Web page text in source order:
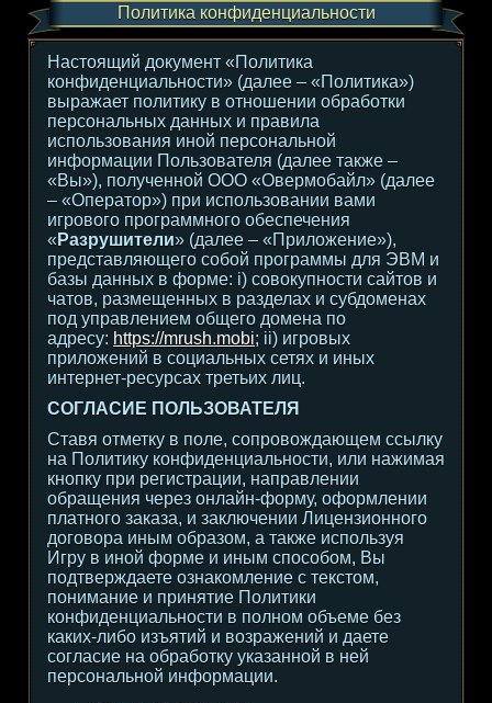
Политика конфиденциальности
Настоящий документ «Политика
конфиденциальности» (далее – «Политика»)
выражает политику в отношении обработки
персональных данных и правила
использования иной персональной
информации Пользователя (далее также –
«Вы»), полученной ООО «Овермобайл» (далее
– «Оператор») при использовании вами
игрового программного обеспечения
«Разрушители» (далее – «Приложение»),
представляющего собой программы для ЭВМ и
базы данных в форме: i) совокупности сайтов и
чатов, размещенных в разделах и субдоменах
под управлением общего домена по
адресу: https://mrush.mobi; ii) игровых
приложений в социальных сетях и иных
интернет-ресурсах третьих лиц.
СОГЛАСИЕ ПОЛЬЗОВАТЕЛЯ
Ставя отметку в поле, сопровождающем ссылку
на Политику конфиденциальности, или нажимая
кнопку при регистрации, направлении
обращения через онлайн-форму, оформлении
платного заказа, и заключении Лицензионного
договора иным образом, а также используя
Игру в иной форме и иным способом, Вы
подтверждаете ознакомление с текстом,
понимание и принятие Политики
конфиденциальности в полном объеме без
каких-либо изъятий и возражений и даете
согласие на обработку указанной в ней
персональной информации.